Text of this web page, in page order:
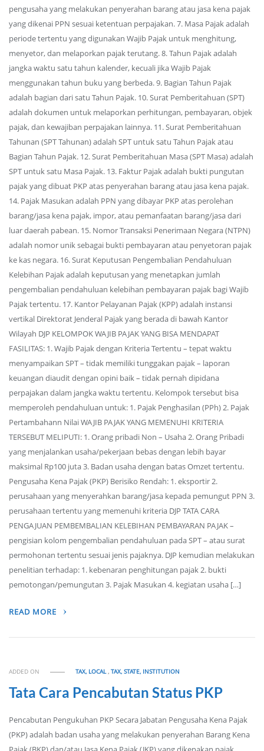
pengusaha yang melakukan penyerahan barang atau jasa kena pajak
yang dikenai PPN sesuai ketentuan perpajakan. 7. Masa Pajak adalah
periode tertentu yang digunakan Wajib Pajak untuk menghitung,
menyetor, dan melaporkan pajak terutang. 8. Tahun Pajak adalah
jangka waktu satu tahun kalender, kecuali jika Wajib Pajak
menggunakan tahun buku yang berbeda. 9. Bagian Tahun Pajak
adalah bagian dari satu Tahun Pajak. 10. Surat Pemberitahuan (SPT)
adalah dokumen untuk melaporkan perhitungan, pembayaran, objek
pajak, dan kewajiban perpajakan lainnya. 11. Surat Pemberitahuan
Tahunan (SPT Tahunan) adalah SPT untuk satu Tahun Pajak atau
Bagian Tahun Pajak. 12. Surat Pemberitahuan Masa (SPT Masa) adalah
SPT untuk satu Masa Pajak. 13. Faktur Pajak adalah bukti pungutan
pajak yang dibuat PKP atas penyerahan barang atau jasa kena pajak.
14. Pajak Masukan adalah PPN yang dibayar PKP atas perolehan
barang/jasa kena pajak, impor, atau pemanfaatan barang/jasa dari
luar daerah pabean. 15. Nomor Transaksi Penerimaan Negara (NTPN)
adalah nomor unik sebagai bukti pembayaran atau penyetoran pajak
ke kas negara. 16. Surat Keputusan Pengembalian Pendahuluan
Kelebihan Pajak adalah keputusan yang menetapkan jumlah
pengembalian pendahuluan kelebihan pembayaran pajak bagi Wajib
Pajak tertentu. 17. Kantor Pelayanan Pajak (KPP) adalah instansi
vertikal Direktorat Jenderal Pajak yang berada di bawah Kantor
Wilayah DJP KELOMPOK WAJIB PAJAK YANG BISA MENDAPAT
FASILITAS: 1. Wajib Pajak dengan Kriteria Tertentu – tepat waktu
menyampaikan SPT – tidak memiliki tunggakan pajak – laporan
keuangan diaudit dengan opini baik – tidak pernah dipidana
perpajakan dalam jangka waktu tertentu. Kelompok tersebut bisa
memperoleh pendahuluan untuk: 1. Pajak Penghasilan (PPh) 2. Pajak
Pertambahann Nilai WAJIB PAJAK YANG MEMENUHI KRITERIA
TERSEBUT MELIPUTI: 1. Orang pribadi Non – Usaha 2. Orang Pribadi
yang menjalankan usaha/pekerjaan bebas dengan lebih bayar
maksimal Rp100 juta 3. Badan usaha dengan batas Omzet tertentu.
Pengusaha Kena Pajak (PKP) Berisiko Rendah: 1. eksportir 2.
perusahaan yang menyerahkan barang/jasa kepada pemungut PPN 3.
perusahaan tertentu yang memenuhi kriteria DJP TATA CARA
PENGAJUAN PEMBEMBALIAN KELEBIHAN PEMBAYARAN PAJAK –
pengisian kolom pengembalian pendahuluan pada SPT – atau surat
permohonan tertentu sesuai jenis pajaknya. DJP kemudian melakukan
penelitian terhadap: 1. kebenaran penghitungan pajak 2. bukti
pemotongan/pemungutan 3. Pajak Masukan 4. kegiatan usaha […]
READ MORE
ADDED ON TAX, LOCAL,TAX, STATE, INSTITUTION
Tata Cara Pencabutan Status PKP
Pencabutan Pengukuhan PKP Secara Jabatan Pengusaha Kena Pajak
(PKP) adalah badan usaha yang melakukan penyerahan Barang Kena